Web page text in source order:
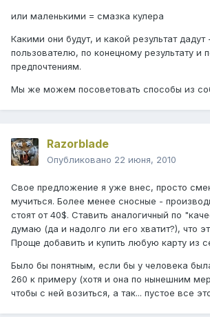
или маленькими = смазка кулера
Какими они будут, и какой результат дадут
пользователю, по конецному результату и
предпочтениям.
Мы же можем посоветовать способы из
Razorblade
Опубликовано 22 июня, 2010
Свое предложение я уже внес, просто
мучиться. Более менее сносные -
стоят от 40$. Ставить аналогичный по
думаю (да и надолго ли его хватит?), что
Проще добавить и купить любую карту из
Было бы понятным, если бы у человека
260 к примеру (хотя и она по нынешним
чтобы с ней возиться, а так... пустое все